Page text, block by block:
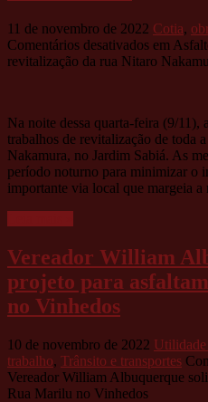
11 de novembro de 2022 Cotia,
Comentários desativados em
revitalização da rua Nitaro
Na noite dessa quarta-feira (9/
trabalhos de revitalização de toda
Nakamura, no Jardim Sabiá. As
período noturno para minimizar o
importante via local que margeia
Vereador William
projeto para
no Vinhedos
10 de novembro de 2022
trabalho, Trânsito e transportes
Vereador William Albuquerque
Rua Marilu no Vinhedos